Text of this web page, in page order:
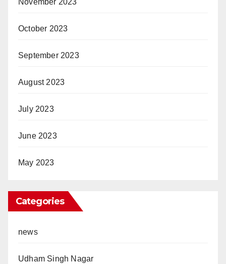
November 2023
October 2023
September 2023
August 2023
July 2023
June 2023
May 2023
Categories
news
Udham Singh Nagar